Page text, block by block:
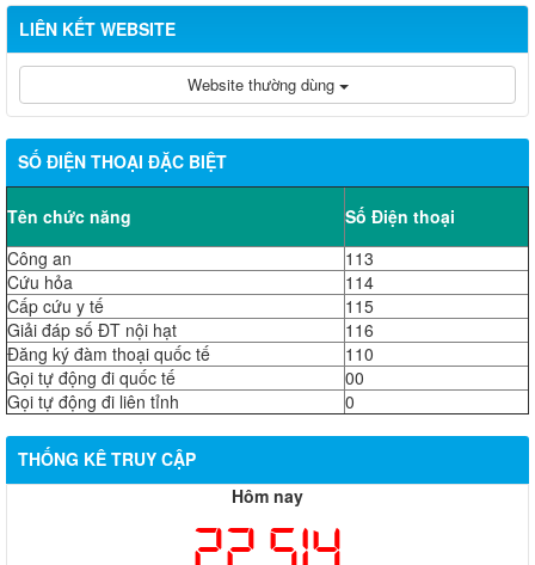
LIÊN KẾT WEBSITE
Website thường dùng
SỐ ĐIỆN THOẠI ĐẶC BIỆT
Tên chức năng
Số Điện thoại
Công an
113
Cứu hỏa
114
Cấp cứu y tế
115
Giải đáp số ĐT nội hạt
116
Đăng ký đàm thoại quốc tế
110
Gọi tự động đi quốc tế
00
Gọi tự động đi liên tỉnh
0
THỐNG KÊ TRUY CẬP
Hôm nay
22,514